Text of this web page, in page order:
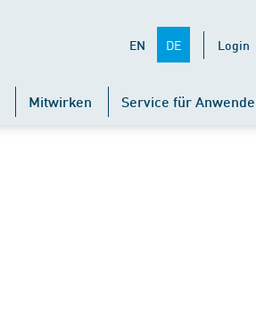
EN DE Login
Mitwirken Service für